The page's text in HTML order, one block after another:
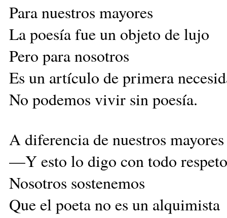
Para nuestros mayores
La poesía fue un objeto de lujo
Pero para nosotros
Es un artículo de primera
No podemos vivir sin poesía.
A diferencia de nuestros mayores
—Y esto lo digo con todo
Nosotros sostenemos
Que el poeta no es un alquimista